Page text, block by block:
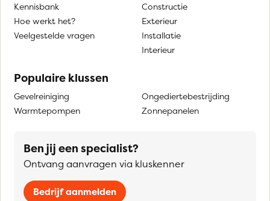
Kennisbank
Hoe werkt het?
Veelgestelde vragen
Constructie
Exterieur
Installatie
Interieur
Populaire klussen
Gevelreiniging
Warmtepompen
Ongediertebestrijding
Zonnepanelen
Ben jij een specialist?
Ontvang aanvragen via kluskenner
Bedrijf aanmelden